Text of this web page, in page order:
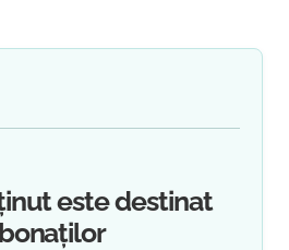
este destinat